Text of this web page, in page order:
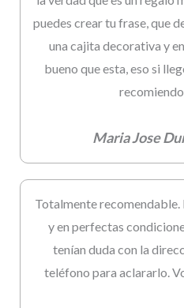
puedes crear tu frase, que
una cajita decorativa y
bueno que esta, eso si
Maria Jose
Totalmente
y en perfectas
tenían duda con la
teléfono para aclararlo.